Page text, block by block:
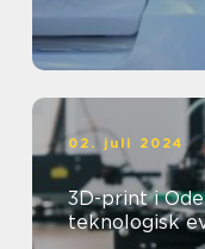
02. juli 2024
3D-print i
teknologisk